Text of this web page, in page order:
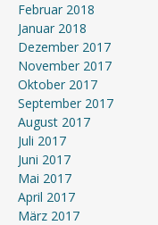
Februar 2018
Januar 2018
Dezember 2017
November 2017
Oktober 2017
September 2017
August 2017
Juli 2017
Juni 2017
Mai 2017
April 2017
März 2017